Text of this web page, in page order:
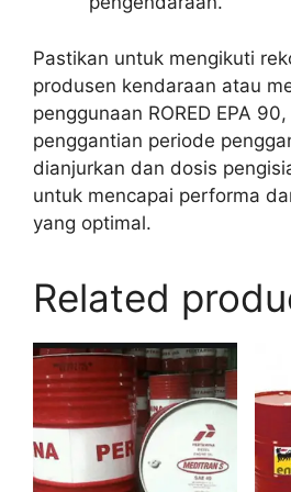
Pastikan untuk mengikuti
produsen kendaraan atau
penggunaan RORED EPA
penggantian periode
dianjurkan dan dosis
untuk mencapai performa
yang optimal.
Related